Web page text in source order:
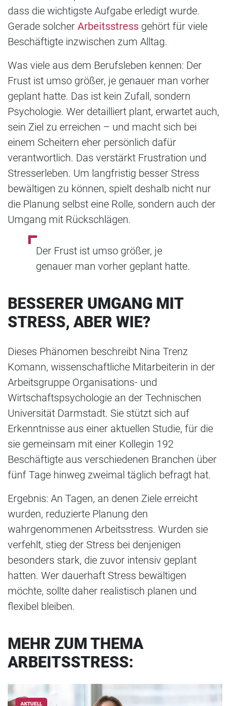
dass die wichtigste Aufgabe erledigt wurde.
Gerade solcher Arbeitsstress gehört für viele
Beschäftigte inzwischen zum Alltag.
Was viele aus dem Berufsleben kennen: Der
Frust ist umso größer, je genauer man vorher
geplant hatte. Das ist kein Zufall, sondern
Psychologie. Wer detailliert plant, erwartet auch,
sein Ziel zu erreichen – und macht sich bei
einem Scheitern eher persönlich dafür
verantwortlich. Das verstärkt Frustration und
Stresserleben. Um langfristig besser Stress
bewältigen zu können, spielt deshalb nicht nur
die Planung selbst eine Rolle, sondern auch der
Umgang mit Rückschlägen.
Der Frust ist umso größer, je
genauer man vorher geplant hatte.
BESSERER UMGANG MIT
STRESS, ABER WIE?
Dieses Phänomen beschreibt Nina Trenz
Komann, wissenschaftliche Mitarbeiterin in der
Arbeitsgruppe Organisations- und
Wirtschaftspsychologie an der Technischen
Universität Darmstadt. Sie stützt sich auf
Erkenntnisse aus einer aktuellen Studie, für die
sie gemeinsam mit einer Kollegin 192
Beschäftigte aus verschiedenen Branchen über
fünf Tage hinweg zweimal täglich befragt hat.
Ergebnis: An Tagen, an denen Ziele erreicht
wurden, reduzierte Planung den
wahrgenommenen Arbeitsstress. Wurden sie
verfehlt, stieg der Stress bei denjenigen
besonders stark, die zuvor intensiv geplant
hatten. Wer dauerhaft Stress bewältigen
möchte, sollte daher realistisch planen und
flexibel bleiben.
MEHR ZUM THEMA
ARBEITSSTRESS:
AKTUELL